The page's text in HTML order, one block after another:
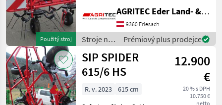
Použitý stroj
Schwenkbock
Dämpfungsstreben
mechanische
Grenzstreueinrichtung
hydraulisch klappbar EW
Tastrad Zink
AGRITEC Eder Land- & Forsttechnik GmbH
9360 Friesach
Stroje na
zber
objemových
krmív /
SIP
Prémiový plus prodejce
SIP SPIDER
615/6 HS
12.900
€
20 % s DPH
10.750 €
netto
R. v. 2023
615 cm